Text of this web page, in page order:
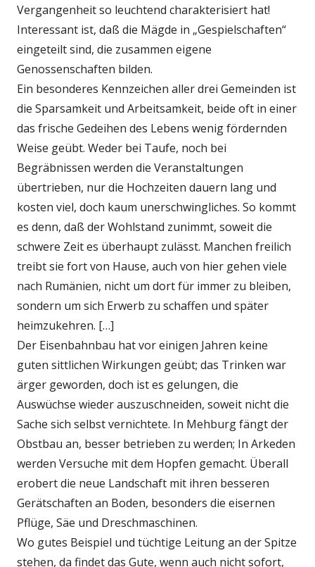
Vergangenheit so leuchtend charakterisiert hat!
Interessant ist, daß die Mägde in „Gespielschaften“
eingeteilt sind, die zusammen eigene
Genossenschaften bilden.
Ein besonderes Kennzeichen aller drei Gemeinden ist
die Sparsamkeit und Arbeitsamkeit, beide oft in einer
das frische Gedeihen des Lebens wenig fördernden
Weise geübt. Weder bei Taufe, noch bei
Begräbnissen werden die Veranstaltungen
übertrieben, nur die Hochzeiten dauern lang und
kosten viel, doch kaum unerschwingliches. So kommt
es denn, daß der Wohlstand zunimmt, soweit die
schwere Zeit es überhaupt zulässt. Manchen freilich
treibt sie fort von Hause, auch von hier gehen viele
nach Rumänien, nicht um dort für immer zu bleiben,
sondern um sich Erwerb zu schaffen und später
heimzukehren. […]
Der Eisenbahnbau hat vor einigen Jahren keine
guten sittlichen Wirkungen geübt; das Trinken war
ärger geworden, doch ist es gelungen, die
Auswüchse wieder auszuschneiden, soweit nicht die
Sache sich selbst vernichtete. In Mehburg fängt der
Obstbau an, besser betrieben zu werden; In Arkeden
werden Versuche mit dem Hopfen gemacht. Überall
erobert die neue Landschaft mit ihren besseren
Gerätschaften an Boden, besonders die eisernen
Pflüge, Säe und Dreschmaschinen.
Wo gutes Beispiel und tüchtige Leitung an der Spitze
stehen, da findet das Gute, wenn auch nicht sofort,